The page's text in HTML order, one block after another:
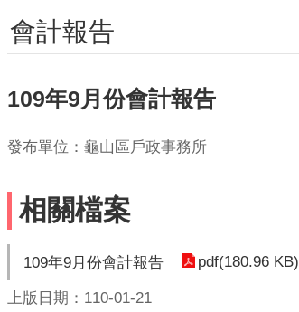
會計報告
109年9月份會計報告
發布單位：龜山區戶政事務所
相關檔案
109年9月份會計報告 pdf(180.96 KB)
上版日期：110-01-21